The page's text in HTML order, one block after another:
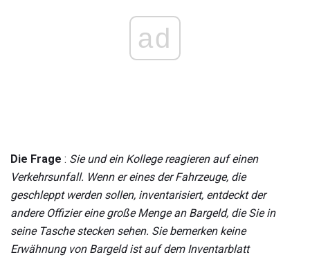
ad
Die Frage : Sie und ein Kollege reagieren auf einen
Verkehrsunfall. Wenn er eines der Fahrzeuge, die
geschleppt werden sollen, inventarisiert, entdeckt der
andere Offizier eine große Menge an Bargeld, die Sie in
seine Tasche stecken sehen. Sie bemerken keine
Erwähnung von Bargeld ist auf dem Inventarblatt